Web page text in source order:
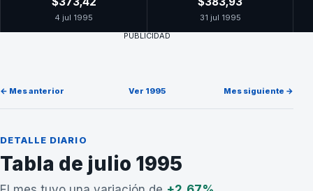
4 jul 1995
31 jul 1995
PUBLICIDAD
← Mes anterior Ver 1995 Mes siguiente →
DETALLE DIARIO
Tabla de julio 1995